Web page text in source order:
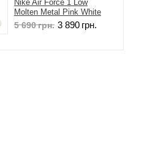
Nike Air Force 1 Low
Molten Metal Pink White
5 690грн. 3 890 грн.